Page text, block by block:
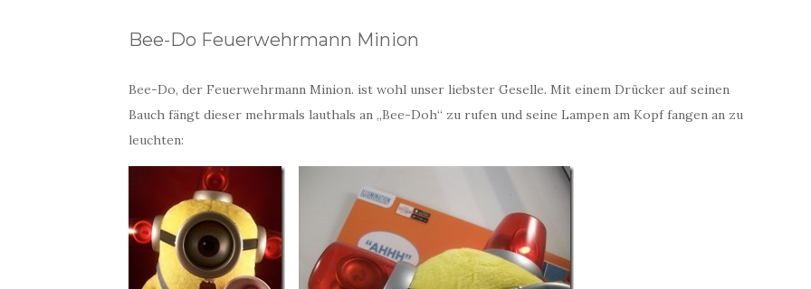
Bee-Do Feuerwehrmann Minion
Bee-Do, der Feuerwehrmann Minion. ist wohl unser liebster Geselle. Mit einem Drücker auf seinen
Bauch fängt dieser mehrmals lauthals an „Bee-Doh“ zu rufen und seine Lampen am Kopf fangen an zu
leuchten: